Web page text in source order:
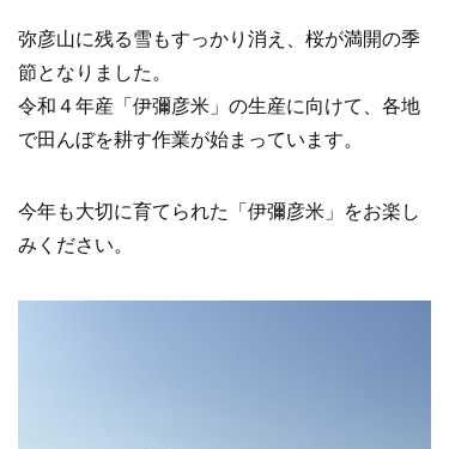
お問い合わせ
弥彦山に残る雪もすっかり消え、桜が満開の季
節となりました。
令和４年産「伊彌彦米」の生産に向けて、各地
で田んぼを耕す作業が始まっています。
今年も大切に育てられた「伊彌彦米」をお楽し
みください。